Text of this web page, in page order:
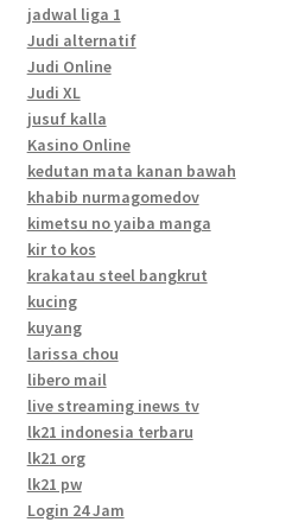
jadwal liga 1
Judi alternatif
Judi Online
Judi XL
jusuf kalla
Kasino Online
kedutan mata kanan bawah
khabib nurmagomedov
kimetsu no yaiba manga
kir to kos
krakatau steel bangkrut
kucing
kuyang
larissa chou
libero mail
live streaming inews tv
lk21 indonesia terbaru
lk21 org
lk21 pw
Login 24 Jam